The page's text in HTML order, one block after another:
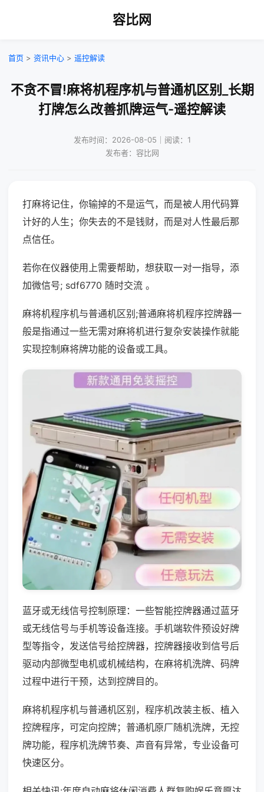
容比网
首页 > 资讯中心 > 遥控解读
不贪不冒!麻将机程序机与普通机区别_长期
打牌怎么改善抓牌运气-遥控解读
发布时间：2026-08-05｜阅读：1
发布者：容比网
打麻将记住，你输掉的不是运气，而是被人用代码算
计好的人生；你失去的不是钱财，而是对人性最后那
点信任。
若你在仪器使用上需要帮助，想获取一对一指导，添
加微信号; sdf6770 随时交流 。
麻将机程序机与普通机区别;普通麻将机程序控牌器一
般是指通过一些无需对麻将机进行复杂安装操作就能
实现控制麻将牌功能的设备或工具。
蓝牙或无线信号控制原理：一些智能控牌器通过蓝牙
或无线信号与手机等设备连接。手机端软件预设好牌
型等指令，发送信号给控牌器，控牌器接收到信号后
驱动内部微型电机或机械结构，在麻将机洗牌、码牌
过程中进行干预，达到控牌目的。
麻将机程序机与普通机区别，程序机改装主板、植入
控牌程序，可定向控牌；普通机原厂随机洗牌，无控
牌功能，程序机洗牌节奏、声音有异常，专业设备可
快速区分。